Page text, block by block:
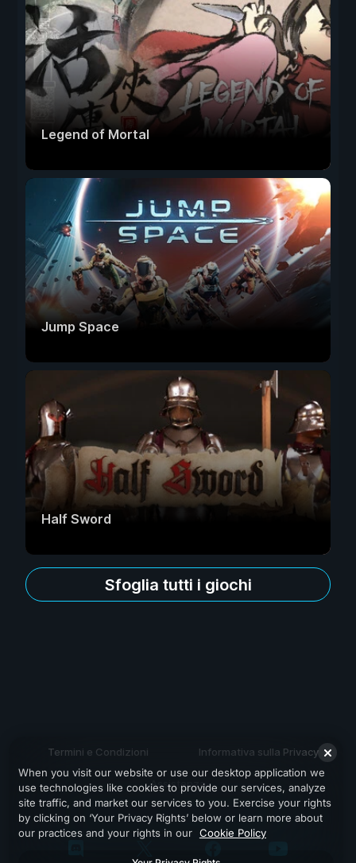
Legend of Mortal
Jump Space
Half Sword
Sfoglia tutti i giochi
Termini e Condizioni Informativa sulla Privacy
Assistenza
When you visit our website or use our desktop application we
use technologies like cookies to provide our services, analyze
site traffic, and market our services to you. Exercise your rights
by clicking on ‘Your Privacy Rights’ below or learn more about
our practices and your rights in our Cookie Policy